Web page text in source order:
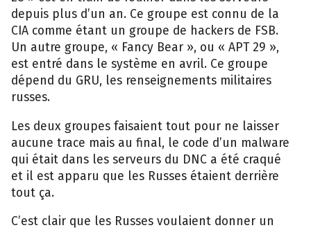
depuis plus d’un an. Ce groupe est connu de la
CIA comme étant un groupe de hackers de FSB.
Un autre groupe, « Fancy Bear », ou « APT 29 »,
est entré dans le système en avril. Ce groupe
dépend du GRU, les renseignements militaires
russes.
Les deux groupes faisaient tout pour ne laisser
aucune trace mais au final, le code d’un malware
qui était dans les serveurs du DNC a été craqué
et il est apparu que les Russes étaient derrière
tout ça.
C’est clair que les Russes voulaient donner un